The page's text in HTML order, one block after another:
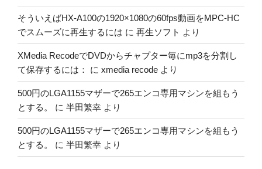
そういえばHX-A100の1920×1080の60fps動画をMPC-HC
でスムーズに再生するには に 再生ソフト より
XMedia RecodeでDVDからチャプター毎にmp3を分割し
て保存するには：
に xmedia recode より
500円のLGA1155マザーで265エンコ専用マシンを組もう
とする。
に 半田繁幸 より
500円のLGA1155マザーで265エンコ専用マシンを組もう
とする。
に 半田繁幸 より